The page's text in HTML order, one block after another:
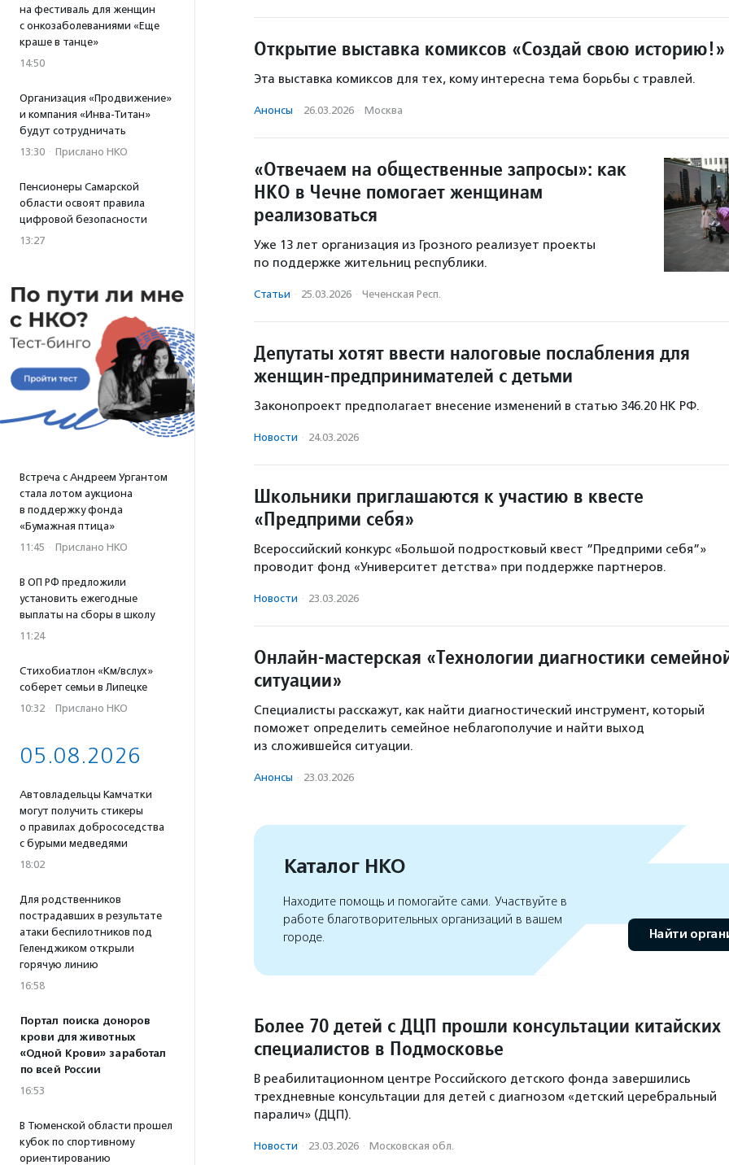
на фестиваль для женщин
с онкозаболеваниями «Еще
краше в танце»
14:50
Организация «Продвижение»
и компания «Инва-Титан»
будут сотрудничать
13:30 · Прислано НКО
Пенсионеры Самарской
области освоят правила
цифровой безопасности
13:27
Встреча с Андреем Ургантом
стала лотом аукциона
в поддержку фонда
«Бумажная птица»
11:45 · Прислано НКО
В ОП РФ предложили
установить ежегодные
выплаты на сборы в школу
11:24
Стихобиатлон «Км/вслух»
соберет семьи в Липецке
10:32 · Прислано НКО
05.08.2026
Автовладельцы Камчатки
могут получить стикеры
о правилах добрососедства
с бурыми медведями
18:02
Для родственников
пострадавших в результате
атаки беспилотников под
Геленджиком открыли
горячую линию
16:58
Портал поиска доноров
крови для животных
«Одной Крови» заработал
по всей России
16:53
В Тюменской области прошел
кубок по спортивному
ориентированию
Открытие выставка комиксов «Создай свою историю!»
Эта выставка комиксов для тех, кому интересна тема борьбы с травлей.
Анонсы · 26.03.2026 · Москва
«Отвечаем на общественные запросы»: как
НКО в Чечне помогает женщинам
реализоваться
Уже 13 лет организация из Грозного реализует проекты
по поддержке жительниц республики.
Статьи · 25.03.2026 · Чеченская Респ.
Депутаты хотят ввести налоговые послабления для
женщин-предпринимателей с детьми
Законопроект предполагает внесение изменений в статью 346.20 НК РФ.
Новости · 24.03.2026
Школьники приглашаются к участию в квесте
«Предприми себя»
Всероссийский конкурс «Большой подростковый квест ”Предприми себя”»
проводит фонд «Университет детства» при поддержке партнеров.
Новости · 23.03.2026
Онлайн-мастерская «Технологии диагностики
ситуации»
Специалисты расскажут, как найти диагностический инструмент, который
поможет определить семейное неблагополучие и найти выход
из сложившейся ситуации.
Анонсы · 23.03.2026
Каталог НКО
Находите помощь и помогайте сами. Участвуйте в
работе благотворительных организаций в вашем
городе.
Найти
Более 70 детей с ДЦП прошли консультации китайских
специалистов в Подмосковье
В реабилитационном центре Российского детского фонда завершились
трехдневные консультации для детей с диагнозом «детский церебральный
паралич» (ДЦП).
Новости · 23.03.2026 · Московская обл.